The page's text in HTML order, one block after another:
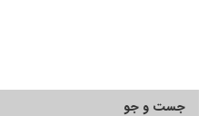
جست و جو